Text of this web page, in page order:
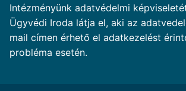
Intézményünk adatvédelmi
Ügyvédi Iroda látja el, aki az
mail címen érhető el adatkezelést
probléma esetén.